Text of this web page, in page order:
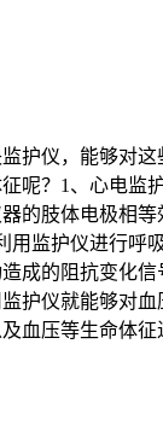
护仪‍，能够对
呢？1、心电
的肢体电极相
监护仪进行呼
成的阻抗变化
护仪就能够对
血压等生命体